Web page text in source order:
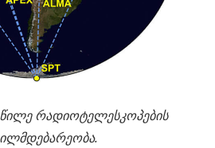
რადიოტელესკოპების